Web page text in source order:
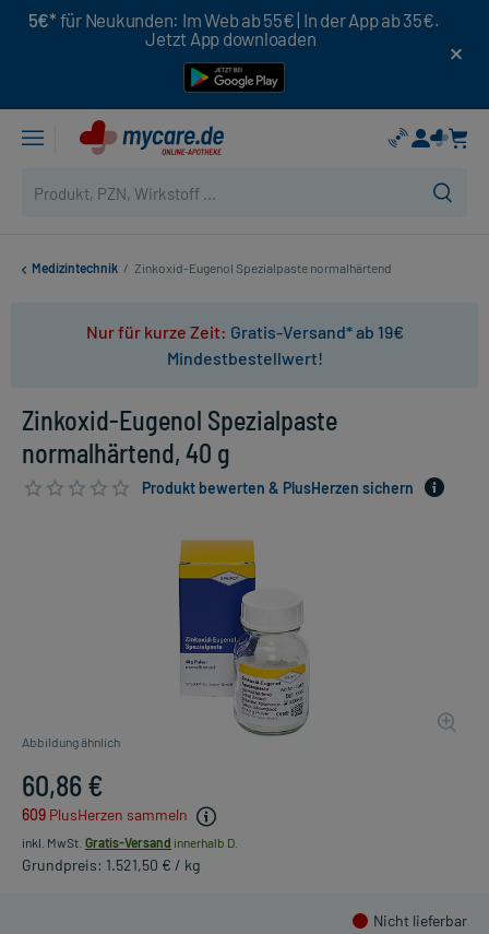
5€* für Neukunden: Im Web ab 55€ | In der App ab 35€.
Jetzt App downloaden
Medizintechnik / Zinkoxid-Eugenol Spezialpaste normalhärtend
Nur für kurze Zeit: Gratis-Versand* ab 19€
Mindestbestellwert!
Zinkoxid-Eugenol Spezialpaste
normalhärtend, 40 g
Produkt bewerten & PlusHerzen sichern
Abbildung ähnlich
60,86 €
609 PlusHerzen sammeln
inkl. MwSt. Gratis-Versand innerhalb D.
Grundpreis: 1.521,50 € / kg
Nicht lieferbar